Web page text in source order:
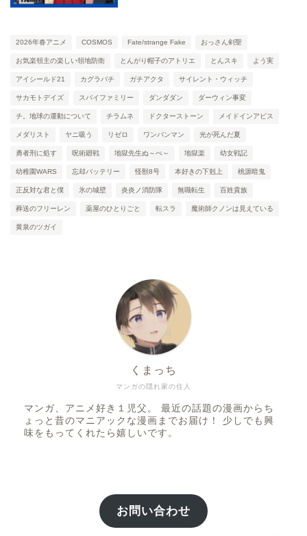
2026年春アニメ COSMOS Fate/strange Fake おっさん剣聖
お気楽領主の楽しい領地防衛 とんがり帽子のアトリエ とんスキ よう実
アイシールド21 カグラバチ ガチアクタ サイレント・ウィッチ
サカモトデイズ スパイファミリー ダンダダン ダーウィン事変
チ。地球の運動について チラムネ ドクターストーン メイドインアビス
メダリスト ヤニ吸う リゼロ ワンパンマン 光が死んだ夏
勇者刑に処す 呪術廻戦 地獄先生ぬ～べ～ 地獄楽 幼女戦記
幼稚園WARS 忘却バッテリー 怪獣8号 本好きの下剋上 桃源暗鬼
正反対な君と僕 氷の城壁 炎炎ノ消防隊 無職転生 百姓貴族
葬送のフリーレン 薬屋のひとりごと 転スラ 魔術師クノンは見えている
黄泉のツガイ
マンガの隠れ家の住人
くまっち
マンガ、アニメ好き１児父。 最近の話題の漫画からち
ょっと昔のマニアックな漫画までお届け！ 少しでも興
味をもってくれたら嬉しいです。
お問い合わせ
SF